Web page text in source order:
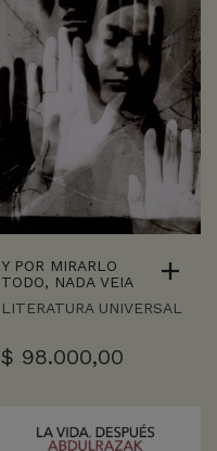
Y POR MIRARLO
TODO, NADA VEIA
LITERATURA UNIVERSAL
$ 98.000,00